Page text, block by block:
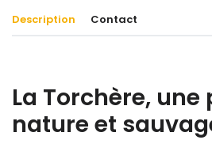
Description Contact
La Torchère, une
nature et